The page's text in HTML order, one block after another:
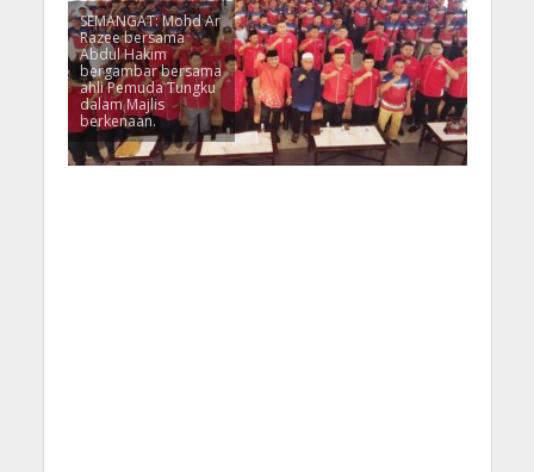
SEMANGAT: Mohd Ar
Razee bersama
Abdul Hakim
bergambar bersama
ahli Pemuda Tungku
dalam Majlis
berkenaan.